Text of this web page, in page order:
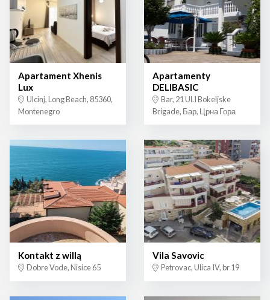
Apartament Xhenis
Lux
Ulcinj, Long Beach, 85360,
Montenegro
Apartamenty
DELIBASIC
Bar, 21 Ul.I Bokeljske
Brigade, Бар, Црна Гора
Kontakt z willą
Dobre Vode, Nisice 65
Vila Savovic
Petrovac, Ulica IV, br 19